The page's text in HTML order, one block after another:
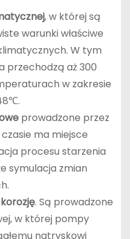
, w której są
warunki właściwe
W tym
przechodzą aż 300
w zakresie
prowadzone przez
ma miejsce
procesu starzenia
symulacja zmian
. Są prowadzone
w której pompy
natryskowi